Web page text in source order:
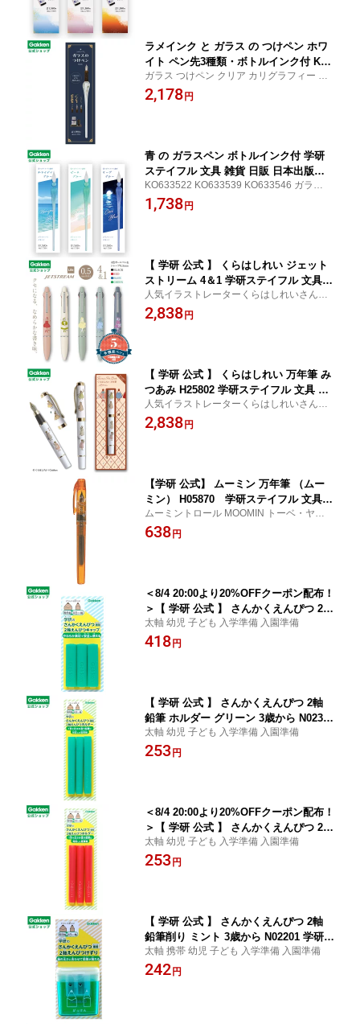
ラメインク と ガラス の つけペン ホワ
イト ペン先3種類・ボトルインク付 KO6
33157 学研ステイフル 文具 雑貨 日販
日本出版販売
ガラス つけペン クリア カリグラフィー 手
軽 おしゃれ BOOK ブック
2,178 円
青 の ガラスペン ボトルインク付 学研
ステイフル 文具 雑貨 日販 日本出版販
売
KO633522 KO633539 KO633546 ガラス
つけペン ブルー クリア 透明 手軽 おしゃれ
BOOK ブック
1,738 円
【 学研 公式 】 くらはしれい ジェット
ストリーム 4＆1 学研ステイフル 文具
雑貨
人気イラストレーターくらはしれいさんと
三菱鉛筆「JETSTREAM」のコラボ！ Kura
hashi Rei 多機能ペン 4色 ボールペン シャ
2,838 円
【 学研 公式 】 くらはしれい 万年筆 み
つあみ H25802 学研ステイフル 文具 文
房具 雑貨
人気イラストレーターくらはしれいさんの
世界観を表現した 万年筆 シリーズ イラス
トレーター オトナ女子 レトロ ガーリー 女
2,838 円
【学研 公式】 ムーミン 万年筆 （ムー
ミン） H05870 学研ステイフル 文具
雑貨
ムーミントロール MOOMIN トーベ・ヤンソ
ン プラチナ万年筆 プラチナ フレピー 筆記
具 ペン インクペン 文房具 フィンランド 北
638 円
＜8/4 20:00より20%OFFクーポン配布！
＞【 学研 公式 】 さんかくえんぴつ 2軸
鉛筆 キャップ グリーン 3歳から N03801
学研ステイフル 文具 雑貨
太軸 幼児 子ども 入学準備 入園準備
418 円
【 学研 公式 】 さんかくえんぴつ 2軸
鉛筆 ホルダー グリーン 3歳から N02301
学研ステイフル 文具 雑貨
太軸 幼児 子ども 入学準備 入園準備
253 円
＜8/4 20:00より20%OFFクーポン配布！
＞【 学研 公式 】 さんかくえんぴつ 2軸
鉛筆 ホルダー レッド 3歳から N02302
学研ステイフル 文具 雑貨
太軸 幼児 子ども 入学準備 入園準備
253 円
【 学研 公式 】 さんかくえんぴつ 2軸
鉛筆削り ミント 3歳から N02201 学研ス
テイフル 文具 雑貨
太軸 携帯 幼児 子ども 入学準備 入園準備
242 円